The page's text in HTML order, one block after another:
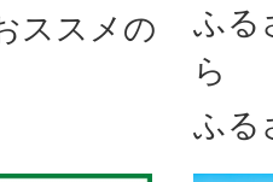
ススメの
ふる
ら
ふる